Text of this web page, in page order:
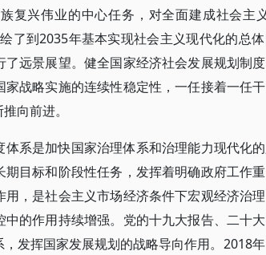
复兴伟业的中心任务，对全面建成社会主
了到2035年基本实现社会主义现代化的总
远景展望。健全国家经济社会发展规划制
战略实施的连续性稳定性，一任接着一任
向前进。
系是加快国家治理体系和治理能力现代化
目标和阶段性任务，发挥着明确政府工作
，是社会主义市场经济条件下宏观经济治
的作用持续增强。党的十九大报告、二十
发挥国家发展规划的战略导向作用。2018